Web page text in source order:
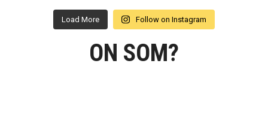
Load More Follow on Instagram
ON SOM?